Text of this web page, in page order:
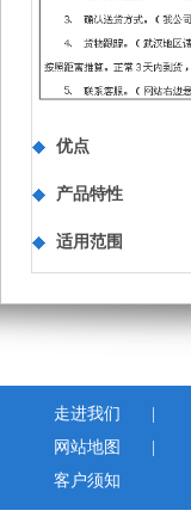
优点
产品特性
适用范围
走进我们
网站地图
客户须知